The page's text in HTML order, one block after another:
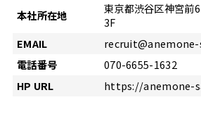
本社所在地
東京都渋谷区神宮
3F
EMAIL
電話番号
070-6655-1632
HP URL
https://anemone-